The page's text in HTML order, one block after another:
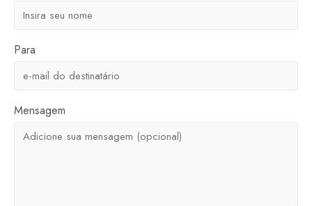
Para
Mensagem